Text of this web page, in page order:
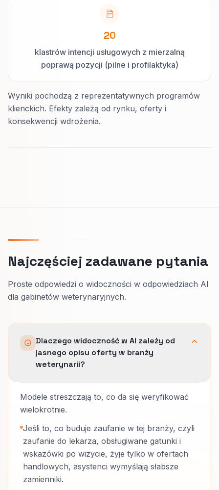
20
klastrów intencji usługowych z mierzalną
poprawą pozycji (pilne i profilaktyka)
Wyniki pochodzą z reprezentatywnych programów
klienckich. Efekty zależą od rynku, oferty i
konsekwencji wdrożenia.
Najczęściej zadawane pytania
Proste odpowiedzi o widoczności w odpowiedziach AI
dla gabinetów weterynaryjnych.
Dlaczego widoczność w AI zależy od
jasnego opisu oferty w branży
weterynarii?
Modele streszczają to, co da się weryfikować
wielokrotnie.
Jeśli to, co buduje zaufanie w tej branży, czyli
zaufanie do lekarza, obsługiwane gatunki i
wskazówki po wizycie, żyje tylko w ofertach
handlowych, asystenci wymyślają słabsze
zamienniki.